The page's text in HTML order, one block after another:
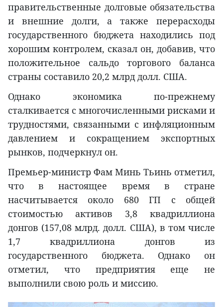
правительственные долговые обязательства
и внешние долги, а также перерасходы
государственного бюджета находились под
хорошим контролем, сказал он, добавив, что
положительное сальдо торгового баланса
страны составило 20,2 млрд долл. США.
Однако экономика по-прежнему
сталкивается с многочисленными рисками и
трудностями, связанными с инфляционным
давлением и сокращением экспортных
рынков, подчеркнул он.
Премьер-министр Фам Минь Тьинь отметил,
что в настоящее время в стране
насчитывается около 680 ГП с общей
стоимостью активов 3,8 квадриллиона
донгов (157,08 млрд. долл. США), в том числе
1,7 квадриллиона донгов из
государственного бюджета. Однако он
отметил, что предприятия еще не
выполнили свою роль и миссию.